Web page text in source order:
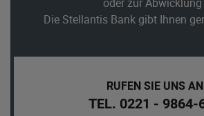
Die Stellantis Bank gibt Ihnen
RUFEN SIE UNS AN
TEL. 0221 - 9864-